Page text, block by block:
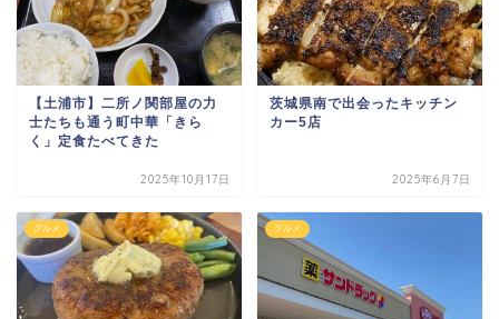
【土浦市】二所ノ関部屋の力
士たちも通う町中華「きら
く」定食たべてきた
2025年10月17日
茨城県南で出会ったキッチン
カー5店
2025年6月7日
グルメ グルメ